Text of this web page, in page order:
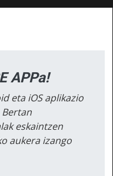
APPa!
eta iOS aplikazio
eskaintzen
aukera izango